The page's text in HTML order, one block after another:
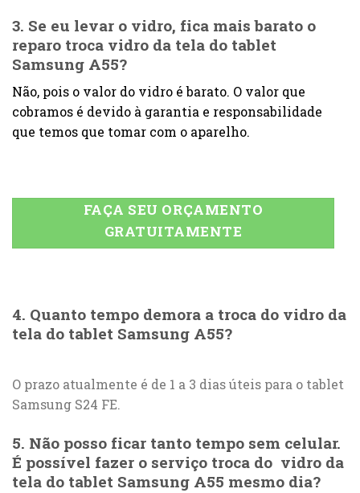
3. Se eu levar o vidro, fica mais barato o
reparo troca vidro da tela do tablet
Samsung A55?
Não, pois o valor do vidro é barato. O valor que
cobramos é devido à garantia e responsabilidade
que temos que tomar com o aparelho.
FAÇA SEU ORÇAMENTO
GRATUITAMENTE
4. Quanto tempo demora a troca do vidro da
tela do tablet Samsung A55?
O prazo atualmente é de 1 a 3 dias úteis para o tablet
Samsung S24 FE.
5. Não posso ficar tanto tempo sem celular.
É possível fazer o serviço troca do vidro da
tela do tablet Samsung A55 mesmo dia?